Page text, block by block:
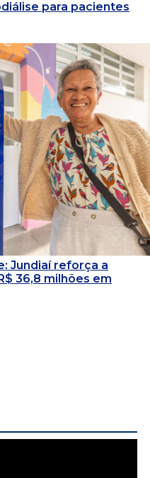
para pacientes
Jundiaí reforça a
36,8 milhões em